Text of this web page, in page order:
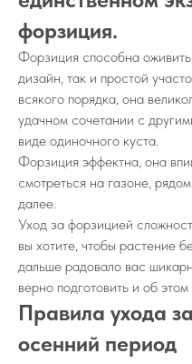
форзиция.
Форзиция способна
дизайн, так и простой
всякого порядка, она
удачном сочетании с
виде одиночного куста.
Форзиция эффектна, она
смотреться на газоне,
далее.
Уход за форзицией
вы хотите, чтобы растение
дальше радовало вас
верно подготовить и об
Правила ухода
осенний период